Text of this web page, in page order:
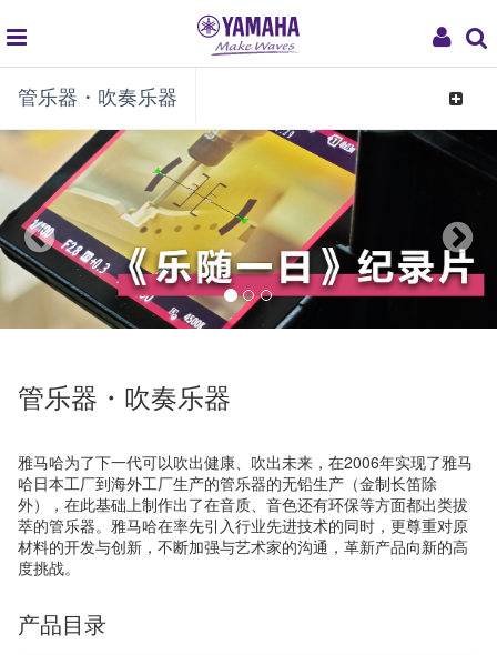
My
global
navigation
管乐器・吹奏乐器
Toggle
管乐器・吹奏乐器
雅马哈为了下一代可以吹出健康、吹出未来，在2006年实现了雅马
哈日本工厂到海外工厂生产的管乐器的无铅生产（金制长笛除
外），在此基础上制作出了在音质、音色还有环保等方面都出类拔
萃的管乐器。雅马哈在率先引入行业先进技术的同时，更尊重对原
材料的开发与创新，不断加强与艺术家的沟通，革新产品向新的高
度挑战。
产品目录